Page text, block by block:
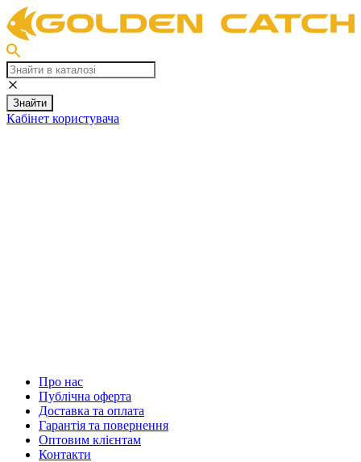
Знайти
Кабінет користувача
Про нас
Публічна оферта
Доставка та оплата
Гарантія та повернення
Оптовим клієнтам
Контакти